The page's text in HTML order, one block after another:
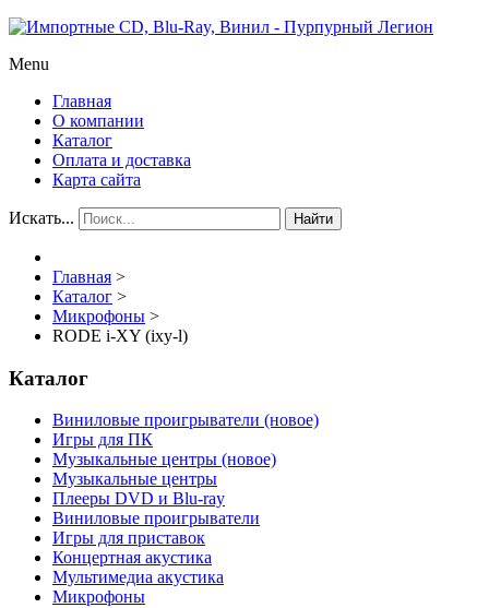
Menu
Главная
О компании
Каталог
Оплата и доставка
Карта сайта
Искать... Найти
Главная >
Каталог >
Микрофоны >
RODE i-XY (ixy-l)
Каталог
Виниловые проигрыватели (новое)
Игры для ПК
Музыкальные центры (новое)
Музыкальные центры
Плееры DVD и Blu-ray
Виниловые проигрыватели
Игры для приставок
Концертная акустика
Мультимедиа акустика
Микрофоны